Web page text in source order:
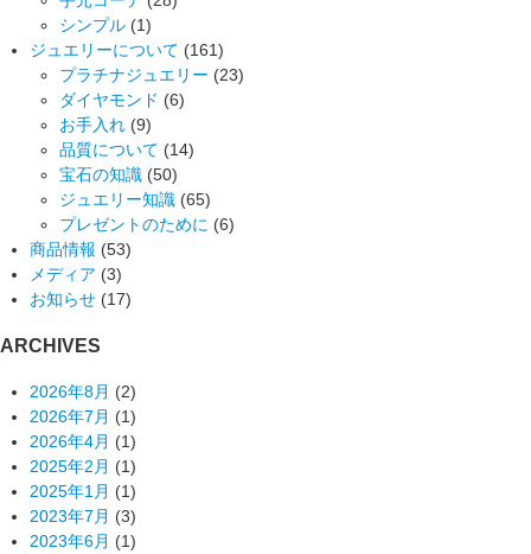
シンプル (1)
ジュエリーについて (161)
プラチナジュエリー (23)
ダイヤモンド (6)
お手入れ (9)
品質について (14)
宝石の知識 (50)
ジュエリー知識 (65)
プレゼントのために (6)
商品情報 (53)
メディア (3)
お知らせ (17)
ARCHIVES
2026年8月 (2)
2026年7月 (1)
2026年4月 (1)
2025年2月 (1)
2025年1月 (1)
2023年7月 (3)
2023年6月 (1)